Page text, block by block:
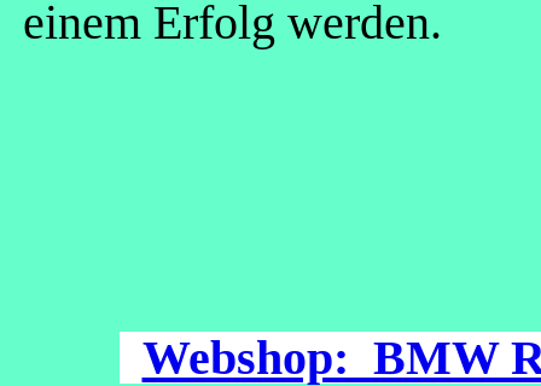
einem Erfolg werden.
Webshop: BMW